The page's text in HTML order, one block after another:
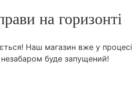
на горизонті
Наш магазин вже у процесі
незабаром буде запущений!